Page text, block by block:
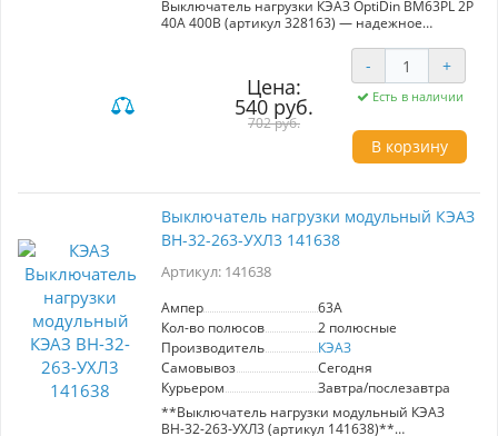
Выключатель нагрузки КЭАЗ OptiDin ВМ63PL 2P
40А 400В (артикул 328163) — надежное
цепями. С номинальным током 40A, он
идеально подходит для использования в
промышленных и коммерческих установках,
обеспечивая безопасность и стабильность
работы оборудования.
короткого замыкания и других аварийных
- **Универсальность**: Подходит для
различных типов нагрузок и условий
- **Функция разъединения**: Обеспечивает
электроустановок.
Этот выключатель станет незаменимым в
ситуациях, где требуется стабильное и
безопасное управление электроэнергией,
например, в производственных цехах,
торговых площадях и при монтаже систем
автоматизации. Выберите КЭАЗ OptiDin для
Цена:
540 руб.
702 руб.
- +
Есть в наличии
В корзину
Выключатель нагрузки модульный КЭАЗ
ВН-32-263-УХЛ3 141638
Артикул: 141638
Ампер
63A
Кол-во полюсов
2 полюсные
Производитель
КЭАЗ
Самовывоз
Сегодня
Курьером
Завтра/послезавтра
**Выключатель нагрузки модульный КЭАЗ
ВН-32-263-УХЛ3 (артикул 141638)**